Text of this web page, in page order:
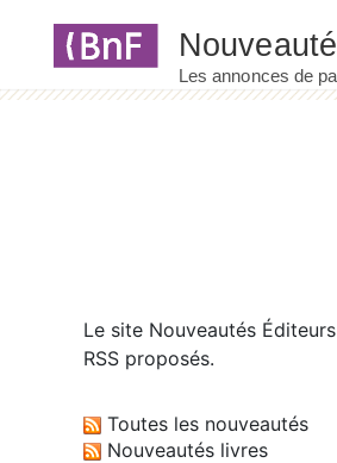
Le site Nouveautés Éditeurs
RSS proposés.
Toutes les nouveautés
Nouveautés livres